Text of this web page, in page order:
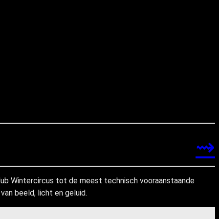
⇝
Wintercircus tot de meest technisch vooraanstaande
beeld, licht en geluid.